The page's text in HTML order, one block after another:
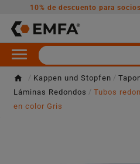
10% de descuento para
Kappen und Stopfen
Láminas Redondos
Tubos
en color Gris